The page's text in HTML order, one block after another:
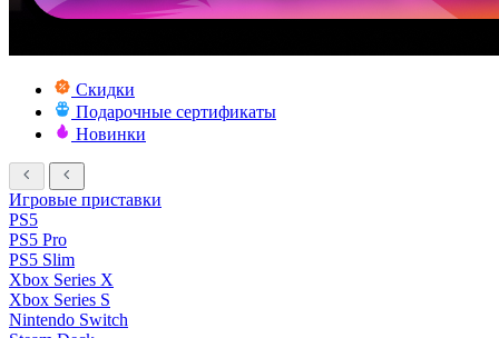
Скидки
Подарочные сертификаты
Новинки
Игровые приставки
PS5
PS5 Pro
PS5 Slim
Xbox Series X
Xbox Series S
Nintendo Switch